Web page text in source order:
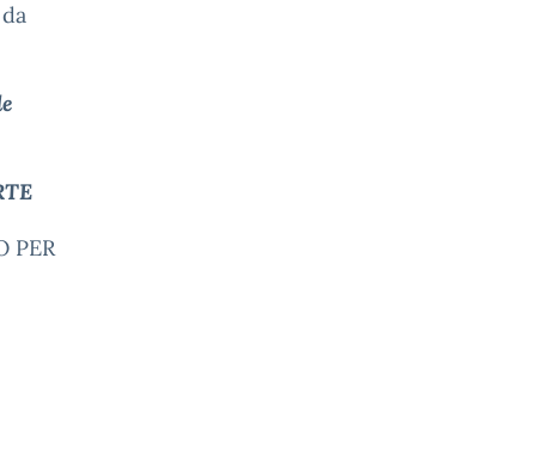
PER